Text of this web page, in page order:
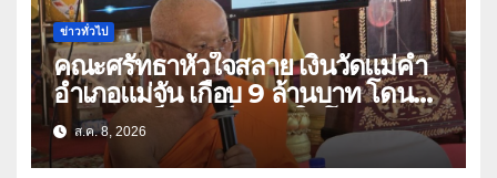
ข่าวทั่วไป
คณะศรัทธาหัวใจสลาย เงินวัดแม่คำ
อำเภอแม่จัน เกือบ 9 ล้านบาท โดน
แก๊งคอลเซ็นเตอร์หลอกให้โอนข้ามปีก
ว่า 66 บัญชี
ส.ค. 8, 2026